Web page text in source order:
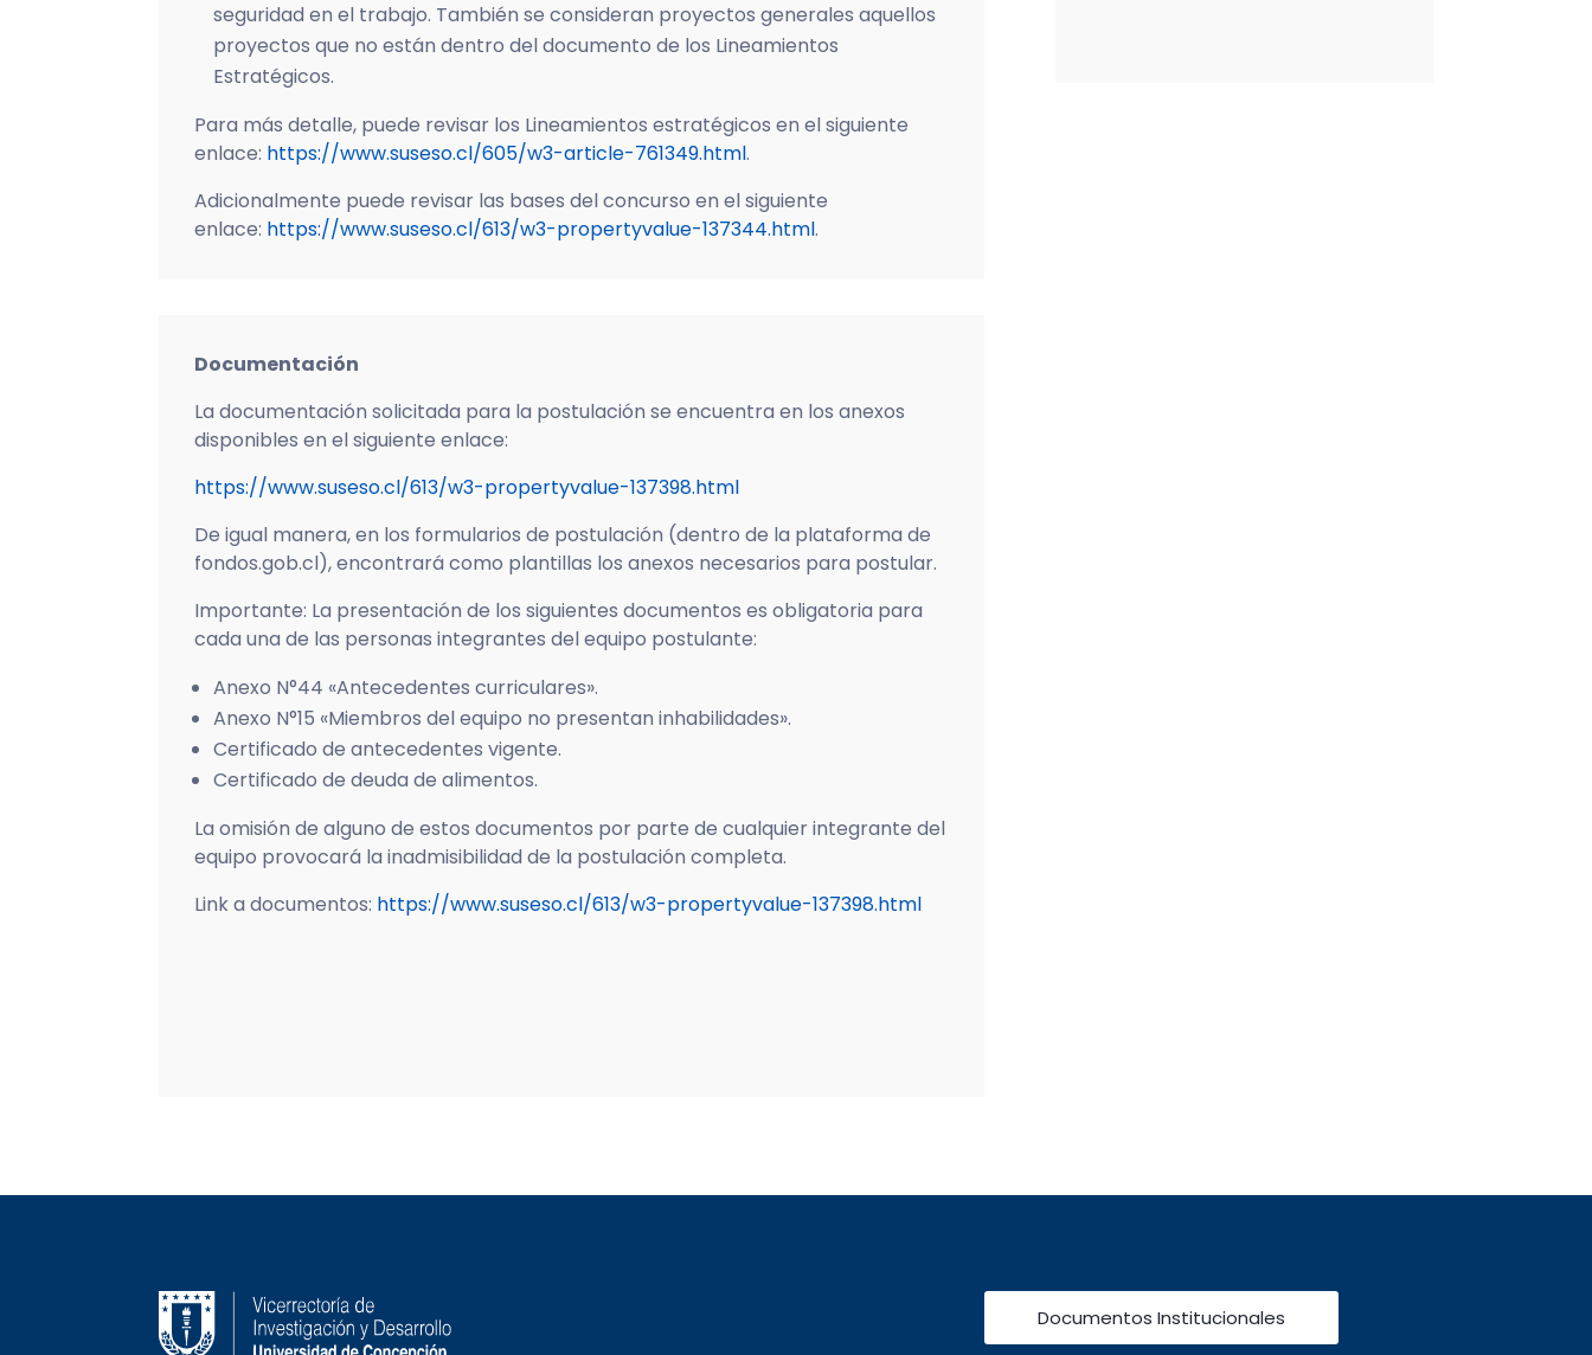
seguridad en el trabajo. También se consideran proyectos generales aquellos
proyectos que no están dentro del documento de los Lineamientos
Estratégicos.
Para más detalle, puede revisar los Lineamientos estratégicos en el siguiente
enlace: https://www.suseso.cl/605/w3-article-761349.html.
Adicionalmente puede revisar las bases del concurso en el siguiente
enlace: https://www.suseso.cl/613/w3-propertyvalue-137344.html.
Documentación
La documentación solicitada para la postulación se encuentra en los anexos
disponibles en el siguiente enlace:
https://www.suseso.cl/613/w3-propertyvalue-137398.html
De igual manera, en los formularios de postulación (dentro de la plataforma de
fondos.gob.cl), encontrará como plantillas los anexos necesarios para postular.
Importante: La presentación de los siguientes documentos es obligatoria para
cada una de las personas integrantes del equipo postulante:
Anexo N°44 «Antecedentes curriculares».
Anexo N°15 «Miembros del equipo no presentan inhabilidades».
Certificado de antecedentes vigente.
Certificado de deuda de alimentos.
La omisión de alguno de estos documentos por parte de cualquier integrante del
equipo provocará la inadmisibilidad de la postulación completa.
Link a documentos: https://www.suseso.cl/613/w3-propertyvalue-137398.html
Documentos Institucionales